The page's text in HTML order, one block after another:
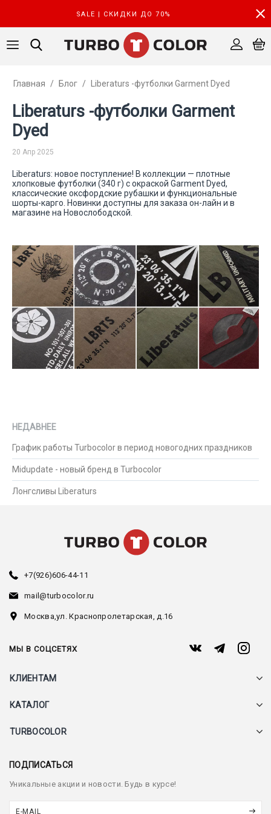
SALE | СКИДКИ ДО 70%
Главная / Блог / Liberaturs -футболки Garment Dyed
Liberaturs -футболки Garment
Dyed
20 Апр 2025
Liberaturs: новое поступление! В коллекции — плотные
хлопковые футболки (340 г) с окраской Garment Dyed,
классические оксфордские рубашки и функциональные
шорты-карго. Новинки доступны для заказа он-лайн и в
магазине на Новослободской.
НЕДАВНЕЕ
График работы Turbocolor в период новогодних праздников
Midupdate - новый бренд в Turbocolor
Лонгсливы Liberaturs
+7(926)606-44-11
mail@turbocolor.ru
Москва,ул. Краснопролетарская, д.16
МЫ В СОЦСЕТЯХ
КЛИЕНТАМ
КАТАЛОГ
TURBOCOLOR
ПОДПИСАТЬСЯ
Уникальные акции и новости. Будь в курсе!